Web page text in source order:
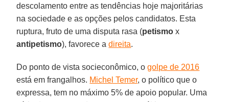
descolamento entre as tendências hoje majoritárias
na sociedade e as opções pelos candidatos. Esta
ruptura, fruto de uma disputa rasa (petismo x
antipetismo), favorece adireita.
Do ponto de vista socieconômico, ogolpe de 2016
está em frangalhos. Michel Temer, o político que o
expressa, tem no máximo 5% de apoio popular. Uma